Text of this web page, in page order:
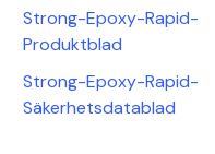
Strong-Epoxy-Rapid-
Produktblad
Strong-Epoxy-Rapid-
Säkerhetsdatablad